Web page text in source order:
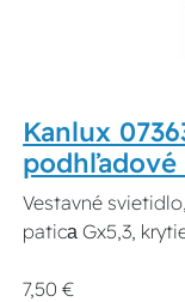
Kanlux
Vestavné
paticа Gx5,3,
7,50 €